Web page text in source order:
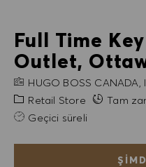
Full Time
Outlet,
FIRMA ADI
HUGO BOSS CANADA,
Kategori
Retail Store Tam
Geçici süreli